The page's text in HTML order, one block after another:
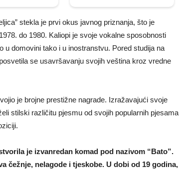
stekla je prvi okus javnog priznanja, što je
do 1980. Kaliopi je svoje vokalne sposobnosti
u domovini tako i u inostranstvu. Pored studija na
se usavršavanju svojih veština kroz vredne
je brojne prestižne nagrade. Izražavajući svoje
stilski različitu pjesmu od svojih popularnih pjesama
je izvanredan komad pod nazivom “Bato”.
čežnje, nelagode i tjeskobe. U dobi od 19 godina,